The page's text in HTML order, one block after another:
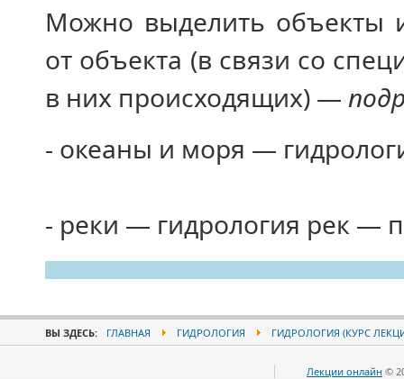
Можно выделить объекты
от объекта (в связи со
в них происходящих) —
- океаны и моря —
- реки — гидрология рек —
ВЫ ЗДЕСЬ: ГЛАВНАЯ ГИДРОЛОГИЯ ГИДРОЛОГИЯ (КУРС
Лекции онлайн ©